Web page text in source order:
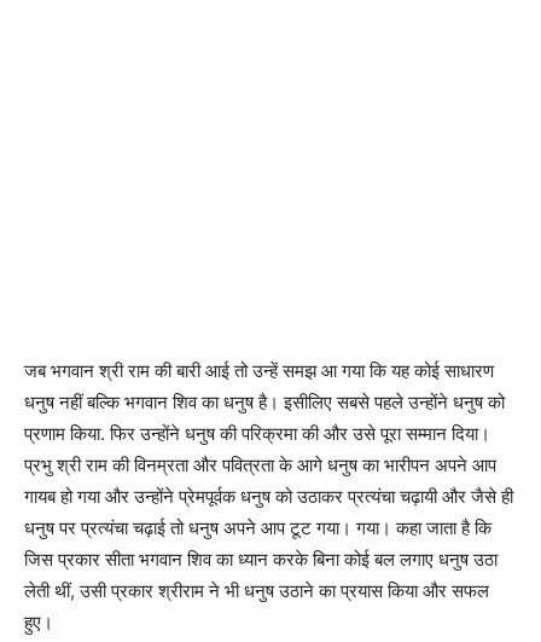
जब भगवान श्री राम की बारी आई तो उन्हें समझ आ गया कि यह कोई साधारण
धनुष नहीं बल्कि भगवान शिव का धनुष है। इसीलिए सबसे पहले उन्होंने धनुष को
प्रणाम किया. फिर उन्होंने धनुष की परिक्रमा की और उसे पूरा सम्मान दिया।
प्रभु श्री राम की विनम्रता और पवित्रता के आगे धनुष का भारीपन अपने आप
गायब हो गया और उन्होंने प्रेमपूर्वक धनुष को उठाकर प्रत्यंचा चढ़ायी और जैसे ही
धनुष पर प्रत्यंचा चढ़ाई तो धनुष अपने आप टूट गया। गया। कहा जाता है कि
जिस प्रकार सीता भगवान शिव का ध्यान करके बिना कोई बल लगाए धनुष उठा
लेती थीं, उसी प्रकार श्रीराम ने भी धनुष उठाने का प्रयास किया और सफल
हुए।